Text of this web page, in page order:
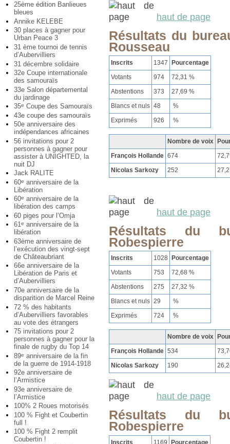
25ème édition Banlieues
bleues
Annike KELEBE
30 places à gagner pour
Urban Peace 3
31 ème tournoi de tennis
d’Aubervilliers
31 décembre solidaire
32e Coupe internationale
des samouraïs
33e Salon départemental
du jardinage
35e Coupe des Samouraïs
43e coupe des samouraïs
50e anniversaire des
indépendances africaines
56 invitations pour 2
personnes à gagner pour
assister à UNIGHTED, la
nuit DJ
Jack RALITE
60e anniversaire de la
Libération
60e anniversaire de la
libération des camps
60 piges pour l’Omja
61e anniversaire de la
libération
63ème anniversaire de
l’exécution des vingt-sept
de Châteaubriant
66e anniversaire de la
Libération de Paris et
d’Aubervilliers
70e anniversaire de la
disparition de Marcel Reine
72 % des habitants
d’Aubervilliers favorables
au vote des étrangers
75 invitations pour 2
personnes à gagner pour la
finale de rugby du Top 14
89e anniversaire de la fin
de la guerre de 1914-1918
92e anniversaire de
l’Armistice
93e anniversaire de
l’Armistice
100% 2 Roues motorisés
100 % Fight et Coubertin
full !
100 % Fight 2 remplit
Coubertin !
haut de page
Résultats du
Rousseau
Inscrits 1347
Pourcentage
Votants
974
72,31 %
Abstentions
373
27,69 %
Blancs et nuls 48
%
Exprimés
926 %
Nombre de voix
François Hollande 674
Nicolas Sarkozy
252
haut de page
Résultats du
Robespierre
Inscrits 1028
Pourcentage
Votants
753
72,68 %
Abstentions
275
27,32 %
Blancs et nuls 29
%
Exprimés
724 %
Nombre de voix
François Hollande 534
Nicolas Sarkozy
190
haut de page
Résultats du
Robespierre
Inscrits 1169 Pourcentage